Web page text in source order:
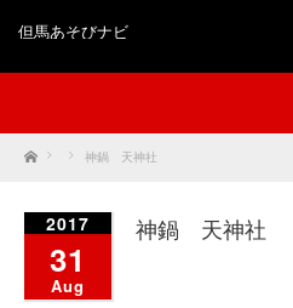
但馬あそびナビ
Home 神鍋 天神社
2017
31
Aug
神鍋 天神社